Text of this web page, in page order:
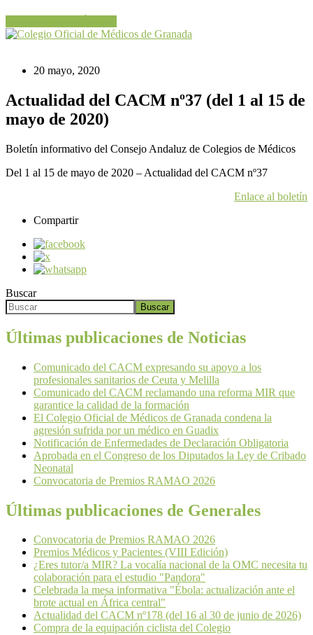
20 mayo, 2020
Actualidad del CACM nº37 (del 1 al 15 de
mayo de 2020)
Boletín informativo del Consejo Andaluz de Colegios de Médicos
Del 1 al 15 de mayo de 2020 – Actualidad del CACM nº37
Enlace al boletín
Compartir
Buscar
Buscar
Últimas publicaciones de Noticias
Comunicado del CACM expresando su apoyo a los
profesionales sanitarios de Ceuta y Melilla
Comunicado del CACM reclamando una reforma MIR que
garantice la calidad de la formación
El Colegio Oficial de Médicos de Granada condena la
agresión sufrida por un médico en Guadix
Notificación de Enfermedades de Declaración Obligatoria
Aprobada en el Congreso de los Diputados la Ley de Cribado
Neonatal
Convocatoria de Premios RAMAO 2026
Últimas publicaciones de Generales
Convocatoria de Premios RAMAO 2026
Premios Médicos y Pacientes (VIII Edición)
¿Eres tutor/a MIR? La vocalía nacional de la OMC necesita tu
colaboración para el estudio "Pandora"
Celebrada la mesa informativa "Ébola: actualización ante el
brote actual en África central"
Actualidad del CACM nº178 (del 16 al 30 de junio de 2026)
Compra de la equipación ciclista del Colegio